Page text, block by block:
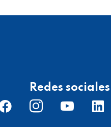
Redes sociales